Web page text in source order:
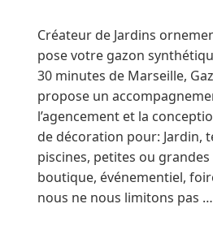
Créateur de Jardins
pose votre gazon
30 minutes de Marseille,
propose un
l’agencement et la
de décoration pour: Jardin,
piscines, petites ou
boutique, événementiel,
nous ne nous limitons pas …